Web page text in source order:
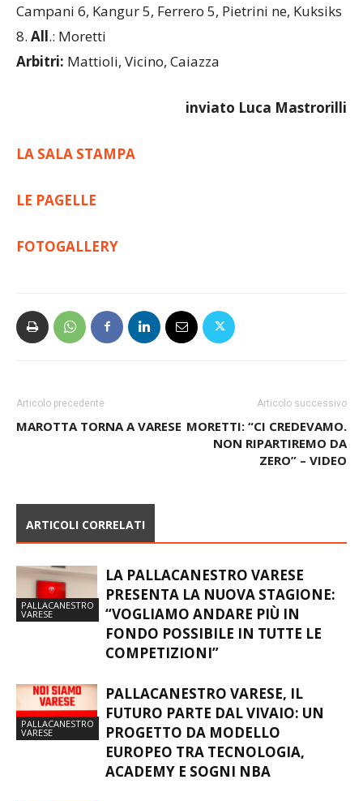
Campani 6, Kangur 5, Ferrero 5, Pietrini ne, Kuksiks
8. All.: Moretti
Arbitri: Mattioli, Vicino, Caiazza
inviato Luca Mastrorilli
LA SALA STAMPA
LE PAGELLE
FOTOGALLERY
Articolo precedente
MAROTTA TORNA A VARESE
Articolo successivo
MORETTI: “CI CREDEVAMO.
NON RIPARTIREMO DA
ZERO” – VIDEO
ARTICOLI CORRELATI
PALLACANESTRO
VARESE
LA PALLACANESTRO VARESE
PRESENTA LA NUOVA STAGIONE:
“VOGLIAMO ANDARE PIÙ IN
FONDO POSSIBILE IN TUTTE LE
COMPETIZIONI”
PALLACANESTRO
VARESE
PALLACANESTRO VARESE, IL
FUTURO PARTE DAL VIVAIO: UN
PROGETTO DA MODELLO
EUROPEO TRA TECNOLOGIA,
ACADEMY E SOGNI NBA